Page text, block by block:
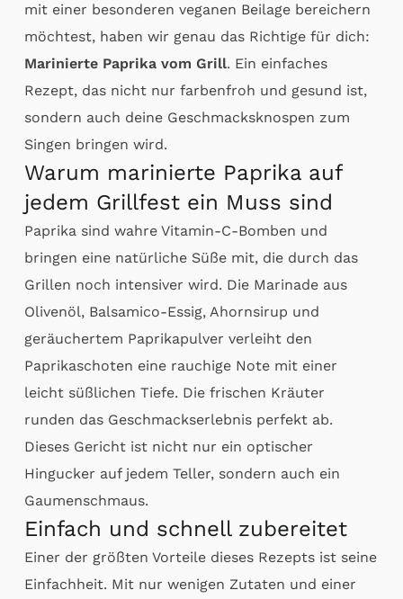
mit einer besonderen veganen Beilage bereichern
möchtest, haben wir genau das Richtige für dich:
Marinierte Paprika vom Grill. Ein einfaches
Rezept, das nicht nur farbenfroh und gesund ist,
sondern auch deine Geschmacksknospen zum
Singen bringen wird.
Warum marinierte Paprika auf
jedem Grillfest ein Muss sind
Paprika sind wahre Vitamin-C-Bomben und
bringen eine natürliche Süße mit, die durch das
Grillen noch intensiver wird. Die Marinade aus
Olivenöl, Balsamico-Essig, Ahornsirup und
geräuchertem Paprikapulver verleiht den
Paprikaschoten eine rauchige Note mit einer
leicht süßlichen Tiefe. Die frischen Kräuter
runden das Geschmackserlebnis perfekt ab.
Dieses Gericht ist nicht nur ein optischer
Hingucker auf jedem Teller, sondern auch ein
Gaumenschmaus.
Einfach und schnell zubereitet
Einer der größten Vorteile dieses Rezepts ist seine
Einfachheit. Mit nur wenigen Zutaten und einer